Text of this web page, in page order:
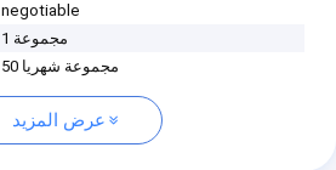
negotiable
1 مجموعة
50 مجموعة شهريا
عرض المزيد